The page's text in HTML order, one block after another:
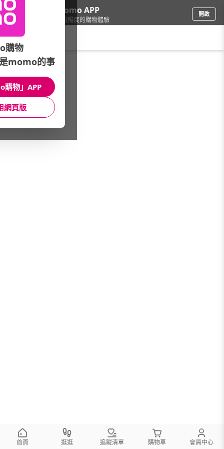
下載momo APP
給你3倍流暢度的購物體驗
開啟
女時尚/女裝
本館精選商品
館長推薦 月銷量
首頁 逛逛 追蹤清單 購物車 會員中心
購物
momo的事
購物」APP
網頁版